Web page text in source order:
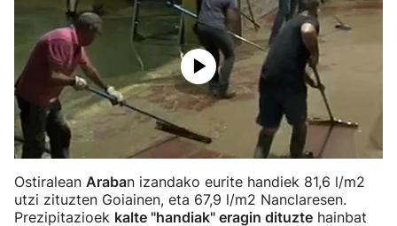
Ostiralean Araban izandako eurite handiek 81,6 l/m2
utzi zituzten Goiainen, eta 67,9 l/m2 Nanclaresen.
Prezipitazioek kalte "handiak" eragin dituzte hainbat